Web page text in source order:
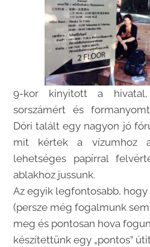
9-kor kinyitott a hivatal,
sorszámért és
Dóri talált egy nagyon jó
mit kértek a vízumhoz
lehetséges papírral
ablakhoz jussunk.
Az egyik legfontosabb,
(persze még fogalmunk
meg és pontosan hova
készítettünk egy „pontos”